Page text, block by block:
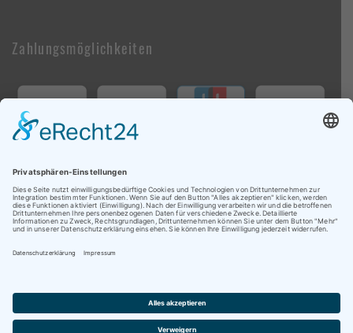
Zahlungsmöglichkeiten